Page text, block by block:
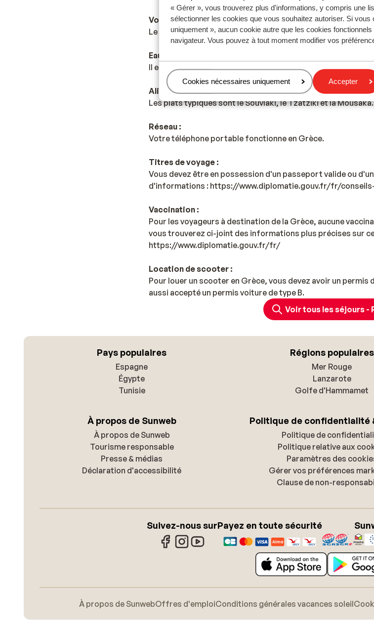
« Gérer », vous trouverez plus d'informations, y compris une
sélectionner les cookies que vous souhaitez autoriser. Si
uniquement », aucun cookie autre que les cookies
navigateur. Vous pouvez à tout moment modifier vos
Gérer
Cookies nécessaires uniquement Accepter
Voltage :
Le voltage est le même qu’en France, 220 volts.
Eau :
Il est déconseillé de boire l'eau de robinet.
Alimentation :
Les plats typiques sont le Souvlaki, le Tzatziki et la Mousaka.
Réseau :
Votre téléphone portable fonctionne en Grèce.
Titres de voyage :
Vous devez être en possession d'un passeport valide ou
d'informations : https://www.diplomatie.gouv.fr/fr/
Vaccination :
Pour les voyageurs à destination de la Grèce, aucune
vous trouverez ci-joint des informations plus précises sur
https://www.diplomatie.gouv.fr/fr/
Location de scooter :
Pour louer un scooter en Grèce, vous devez avoir un permis
aussi accepté un permis voiture de type B.
Voir tous les séjours -
Pays populaires
Espagne
Égypte
Tunisie
Régions populaires
Mer Rouge
Lanzarote
Golfe d'Hammamet
À propos de Sunweb
À propos de Sunweb
Tourisme responsable
Presse & médias
Déclaration d'accessibilité
Politique de confidentialité
Politique de
Politique relative aux
Paramètres des
Gérer vos préférences
Clause de non-
Suivez-nous surPayez en toute sécurité
À propos de SunwebOffres d'emploiConditions générales vacances soleil